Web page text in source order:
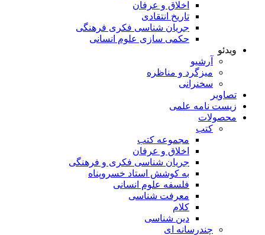
اخلاق و عرفان
تاریخ انتقادی
جریان شناسی فکری فرهنگی
حکمی سازی علوم انسانی
ویدئو
آرشیو
میزگرد و مناظره
سخنرانی
تصاویر
زیست نامه علمی
محصولات
کتب
مجموعه کتب
اخلاق و عرفان
جریان شناسی فکری و فرهنگی
به کوشش استاد خسروپناه
فلسفه علوم انسانی
معرفت شناسی
کلام
دین شناسی
چندرسانه ای